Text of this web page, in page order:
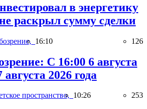
в энергетику
раскрыл сумму сделки
16:10 126
С 16:00 6 августа
августа 2026 года
пространство, 10:26 253